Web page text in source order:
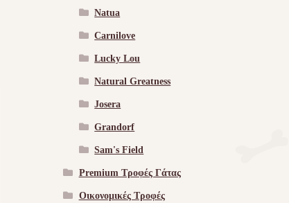
Natua
Carnilove
Lucky Lou
Natural Greatness
Josera
Grandorf
Sam's Field
Premium Τροφές Γάτας
Οικονομικές Τροφές